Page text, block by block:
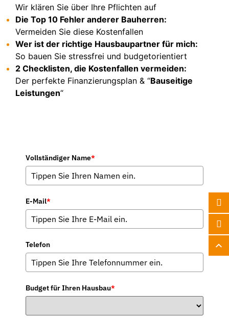
Wir klären Sie über Ihre Pflichten auf
Die Top 10 Fehler anderer Bauherren:
Vermeiden Sie diese Kostenfallen
Wer ist der richtige Hausbaupartner für mich:
So bauen Sie stressfrei und budgetorientiert
2 Checklisten, die Kostenfallen vermeiden:
Der perfekte Finanzierungsplan & “Bauseitige
Leistungen“
Vollständiger Name*
E-Mail*
Telefon
Budget für Ihren Hausbau*